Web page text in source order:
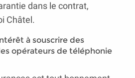
dans le contrat,
Châtel.
à souscrire des
opérateurs de téléphonie